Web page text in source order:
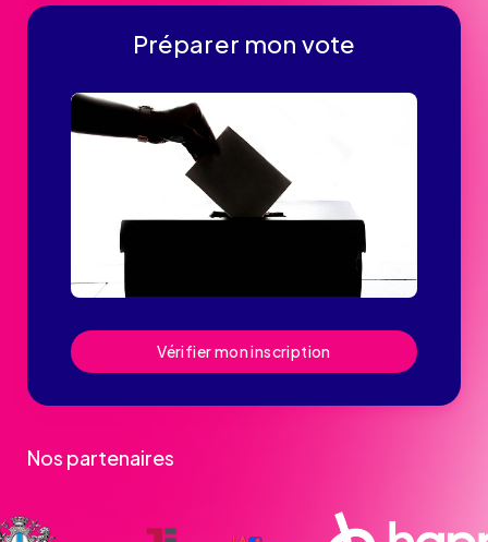
Préparer mon vote
Vérifier mon inscription
Nos partenaires